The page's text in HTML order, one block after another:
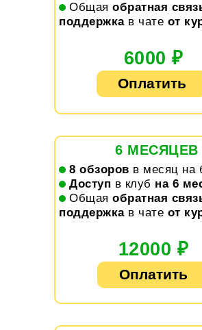
3. Общая обратная
поддержкав чате от
Оплатить
6000 ₽
6 МЕСЯЦЕВ
1. 8 обзоров в месяц на
2. Доступ в клуб на 6
3. Общая обратная
поддержкав чате от
Оплатить
12000 ₽